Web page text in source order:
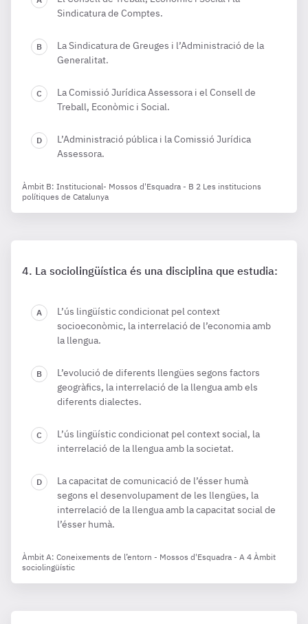
Sindicatura de Comptes.
La Sindicatura de Greuges i l’Administració de la
Generalitat.
La Comissió Jurídica Assessora i el Consell de
Treball, Econòmic i Social.
L’Administració pública i la Comissió Jurídica
Assessora.
Àmbit B: Institucional- Mossos d'Esquadra - B 2 Les institucions
polítiques de Catalunya
La sociolingüística és una disciplina que estudia:
L’ús lingüístic condicionat pel context
socioeconòmic, la interrelació de l’economia amb
la llengua.
L’evolució de diferents llengües segons factors
geogràfics, la interrelació de la llengua amb els
diferents dialectes.
L’ús lingüístic condicionat pel context social, la
interrelació de la llengua amb la societat.
La capacitat de comunicació de l’ésser humà
segons el desenvolupament de les llengües, la
interrelació de la llengua amb la capacitat social de
l’ésser humà.
Àmbit A: Coneixements de l’entorn - Mossos d'Esquadra - A 4 Àmbit
sociolingüístic